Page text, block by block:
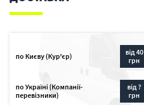
по Києву (Кур'єр)
від 40
грн
по Україні (Компанії-
перевізники)
від ?
грн